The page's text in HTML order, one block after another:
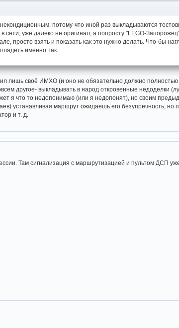
потому-что иной раз выкладываются
сети, уже далеко не оригинал, а попросту "LEGO-
просто взять и показать как это нужно делать. Что-бы
именно так.
лишь своё ИМХО (и оно не обязательно должно
другое- выкладывать в народ откровенные недоделки
я что то недопонимаю (или я недопонят), но своим
устанавливая маршрут ожидаешь его безупречность, но
и т. д.
Там сигнализация с маршрутизацией и пультом ДСП